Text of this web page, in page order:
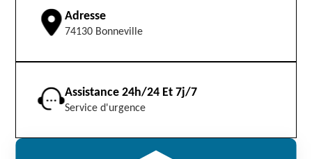
Adresse
74130 Bonneville
Assistance 24h/24 Et 7j/7
Service d'urgence